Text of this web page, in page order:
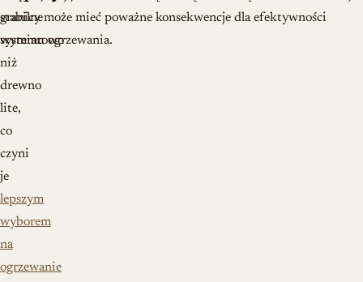
stabilne
wymiarowo
niż
drewno
lite,
co
czyni
je
lepszym
wyborem
na
ogrzewanie
granicy może mieć poważne konsekwencje dla efektywności
systemu ogrzewania.